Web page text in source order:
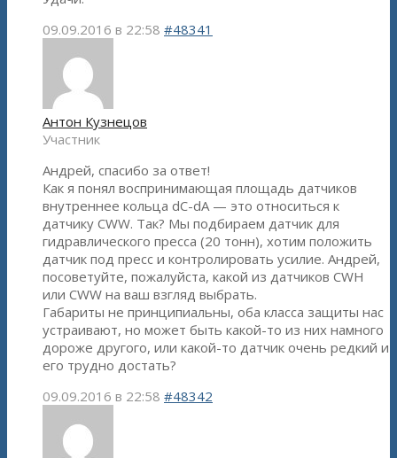
09.09.2016 в 22:58 #48341
Антон Кузнецов
Участник
Андрей, спасибо за ответ!
Как я понял воспринимающая площадь датчиков
внутреннее кольца dC-dA — это относиться к
датчику CWW. Так? Мы подбираем датчик для
гидравлического пресса (20 тонн), хотим положить
датчик под пресс и контролировать усилие. Андрей,
посоветуйте, пожалуйста, какой из датчиков CWH
или CWW на ваш взгляд выбрать.
Габариты не принципиальны, оба класса защиты нас
устраивают, но может быть какой-то из них намного
дороже другого, или какой-то датчик очень редкий и
его трудно достать?
09.09.2016 в 22:58 #48342